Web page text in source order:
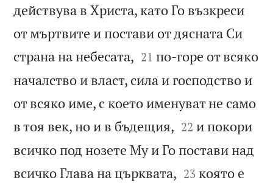
действува в Христа, като Го възкреси
от мъртвите и постави от дясната Си
страна на небесата, 

21 по-горе от всяко
началство и власт, сила и господство и
от всяко име, с което именуват не само
в тоя век, но и в бъдещия, 

22 и покори
всичко под нозете Му и Го постави над
всичко Глава на църквата, 

23 която е